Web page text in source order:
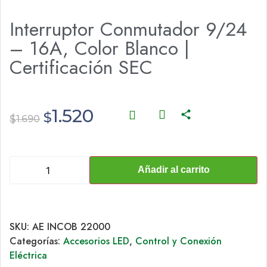
Interruptor Conmutador 9/24
– 16A, Color Blanco |
Certificación SEC
$1.690 $1.520
Añadir al carrito
SKU: AE INCOB 22000
Categorías: Accesorios LED, Control y Conexión
Eléctrica